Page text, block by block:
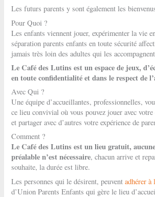
Les futurs parents y sont également les
Pour Quoi ?
Les enfants viennent jouer, expérimenter la vie
séparation parents enfants en toute sécurité
jamais très loin des adultes qui les
Le Café des Lutins est un espace de jeux,
en toute confidentialité et dans le respect de
Avec Qui ?
Une équipe d’accueillantes, professionnelles,
ce lieu convivial où vous pouvez jouer avec
et partager avec d’autres votre expérience de
Comment ?
Le Café des Lutins est un lieu gratuit,
préalable n’est nécessaire, chacun arrive et
souhaite, la durée est libre.
Les personnes qui le désirent, peuventadhérer à
d’Union Parents Enfants qui gère le lieu